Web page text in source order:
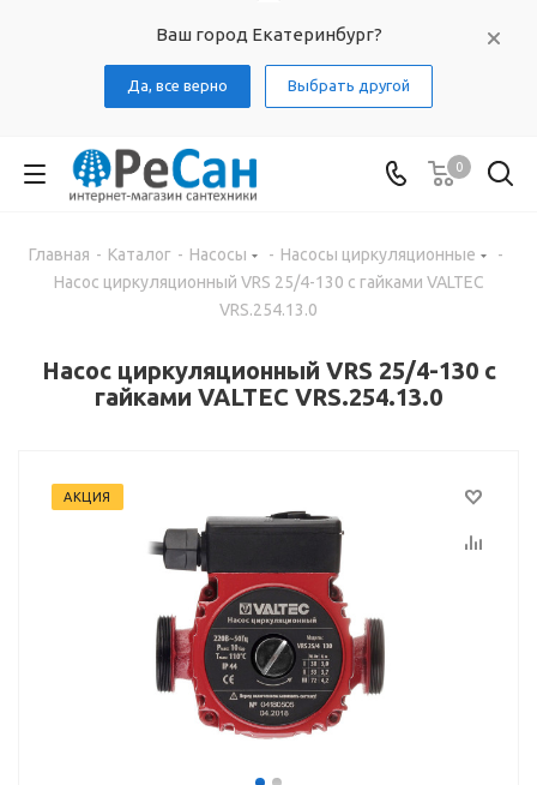
Ваш город Екатеринбург?
Да, все верно Выбрать другой
0
Главная - Каталог - Насосы - Насосы циркуляционные
-
Насос циркуляционный VRS 25/4-130 с гайками VALTEC
VRS.254.13.0
Насос циркуляционный VRS 25/4-130 с
гайками VALTEC VRS.254.13.0
АКЦИЯ